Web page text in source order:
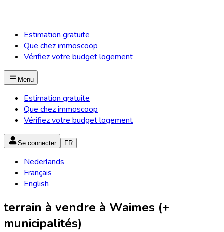
Estimation gratuite
Que chez immoscoop
Vérifiez votre budget logement
Menu
Estimation gratuite
Que chez immoscoop
Vérifiez votre budget logement
Se connecter FR
Nederlands
Français
English
terrain à vendre à Waimes (+
municipalités)